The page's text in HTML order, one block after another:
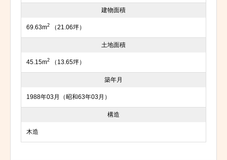
建物面積
69.63m2 （21.06坪）
土地面積
45.15m2 （13.65坪）
築年月
1988年03月（昭和63年03月）
構造
木造